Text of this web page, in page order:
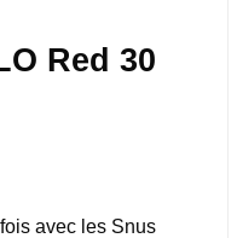
Red 30
avec les Snus